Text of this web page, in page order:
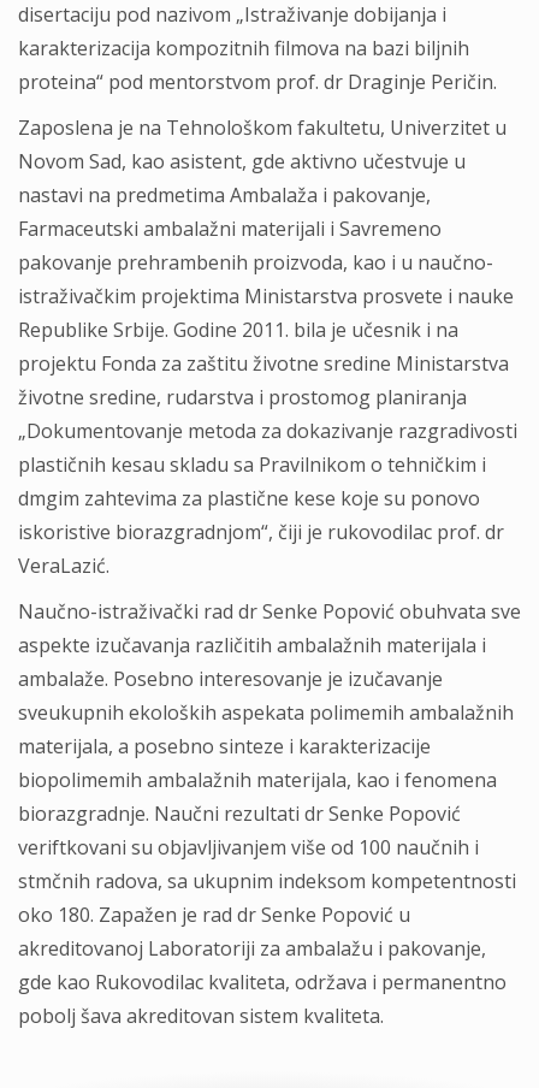
disertaciju pod nazivom „Istraživanje dobijanja i
karakterizacija kompozitnih filmova na bazi biljnih
proteina“ pod mentorstvom prof. dr Draginje Peričin.
Zaposlena je na Tehnološkom fakultetu, Univerzitet u
Novom Sad, kao asistent, gde aktivno učestvuje u
nastavi na predmetima Ambalaža i pakovanje,
Farmaceutski ambalažni materijali i Savremeno
pakovanje prehrambenih proizvoda, kao i u naučno-
istraživačkim projektima Ministarstva prosvete i nauke
Republike Srbije. Godine 2011. bila je učesnik i na
projektu Fonda za zaštitu životne sredine Ministarstva
životne sredine, rudarstva i prostomog planiranja
„Dokumentovanje metoda za dokazivanje razgradivosti
plastičnih kesau skladu sa Pravilnikom o tehničkim i
dmgim zahtevima za plastične kese koje su ponovo
iskoristive biorazgradnjom“, čiji je rukovodilac prof. dr
VeraLazić.
Naučno-istraživački rad dr Senke Popović obuhvata sve
aspekte izučavanja različitih ambalažnih materijala i
ambalaže. Posebno interesovanje je izučavanje
sveukupnih ekoloških aspekata polimemih ambalažnih
materijala, a posebno sinteze i karakterizacije
biopolimemih ambalažnih materijala, kao i fenomena
biorazgradnje. Naučni rezultati dr Senke Popović
veriftkovani su objavljivanjem više od 100 naučnih i
stmčnih radova, sa ukupnim indeksom kompetentnosti
oko 180. Zapažen je rad dr Senke Popović u
akreditovanoj Laboratoriji za ambalažu i pakovanje,
gde kao Rukovodilac kvaliteta, održava i permanentno
pobolj šava akreditovan sistem kvaliteta.